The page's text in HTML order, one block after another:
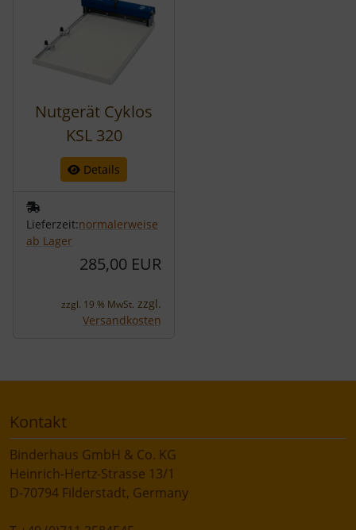
Nutgerät Cyklos
KSL 320
Details
Lieferzeit:normalerweise
ab Lager
285,00 EUR
zzgl. 19 % MwSt. zzgl.
Versandkosten
Kontakt
Binderhaus GmbH & Co. KG
Heinrich-Hertz-Strasse 13/1
D-70794 Filderstadt, Germany